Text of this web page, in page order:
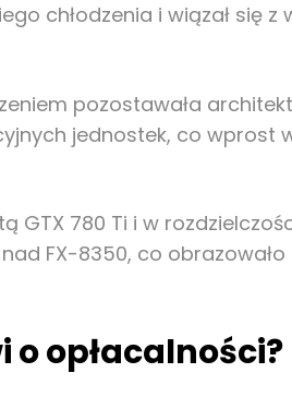
chłodzenia i wiązał się z
pozostawała
jednostek, co wprost
780 Ti i w
FX-8350, co
o opłacalności?